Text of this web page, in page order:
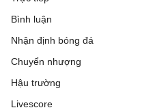
Bình luận
Nhận định bóng đá
Chuyển nhượng
Hậu trường
Livescore